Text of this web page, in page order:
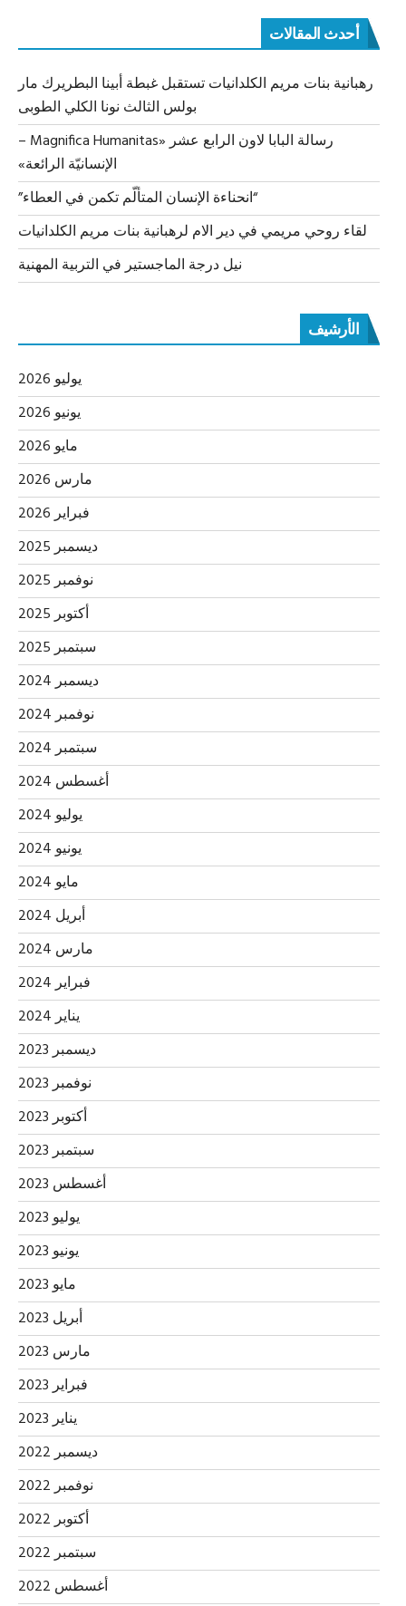
أحدث المقالات
رهبانية بنات مريم الكلدانيات تستقبل غبطة أبينا البطريرك مار
بولس الثالث نونا الكلي الطوبى
رسالة البابا لاون الرابع عشر «Magnifica Humanitas –
الإنسانيّة الرائعة»
“انحناءة الإنسان المتألّم تكمن في العطاء”
لقاء روحي مريمي في دير الام لرهبانية بنات مريم الكلدانيات
نيل درجة الماجستير في التربية المهنية
الأرشيف
يوليو 2026
يونيو 2026
مايو 2026
مارس 2026
فبراير 2026
ديسمبر 2025
نوفمبر 2025
أكتوبر 2025
سبتمبر 2025
ديسمبر 2024
نوفمبر 2024
سبتمبر 2024
أغسطس 2024
يوليو 2024
يونيو 2024
مايو 2024
أبريل 2024
مارس 2024
فبراير 2024
يناير 2024
ديسمبر 2023
نوفمبر 2023
أكتوبر 2023
سبتمبر 2023
أغسطس 2023
يوليو 2023
يونيو 2023
مايو 2023
أبريل 2023
مارس 2023
فبراير 2023
يناير 2023
ديسمبر 2022
نوفمبر 2022
أكتوبر 2022
سبتمبر 2022
أغسطس 2022